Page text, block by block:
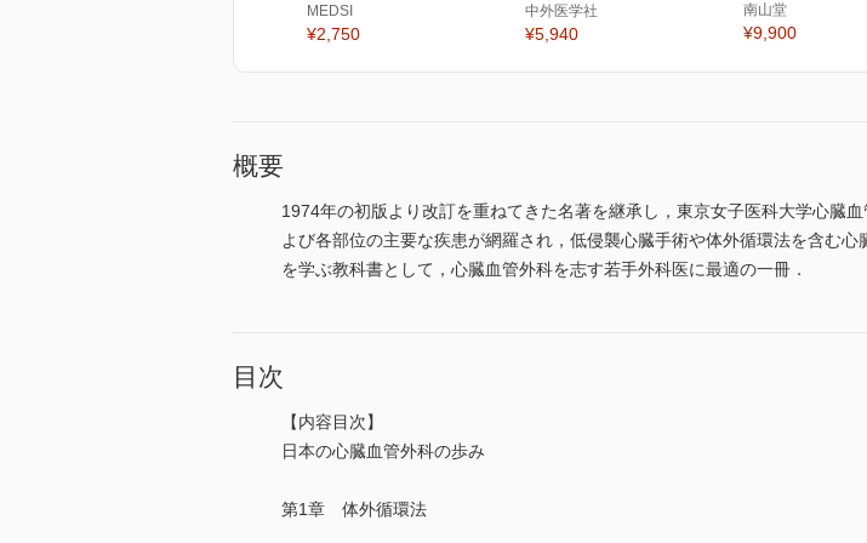
MEDSI
¥2,750
中外医学社
¥5,940
南山堂
¥9,900
概要
1974年の初版より改訂を重ねてきた名著を継承し，東京女子医科大学心臓
よび各部位の主要な疾患が網羅され，低侵襲心臓手術や体外循環法を含む
を学ぶ教科書として，心臓血管外科を志す若手外科医に最適の一冊．
目次
【内容目次】
日本の心臓血管外科の歩み
第1章 体外循環法